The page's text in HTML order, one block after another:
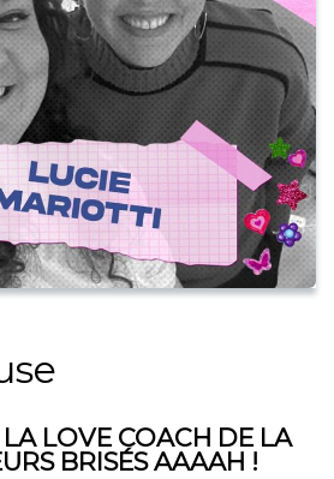
LOVE COACH DE LA
BRISÉS AAAAH !